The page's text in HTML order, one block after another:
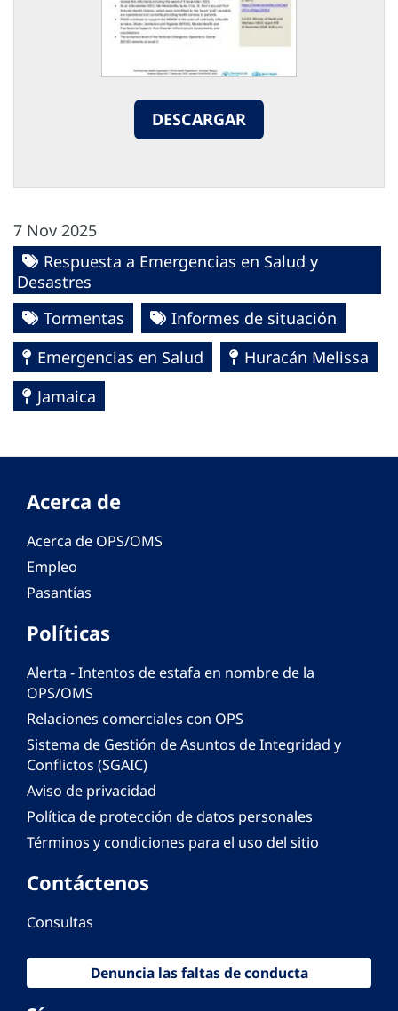
DESCARGAR
7 Nov 2025
Respuesta a Emergencias en Salud y
Desastres
Tormentas
Informes de situación
Emergencias en Salud
Huracán Melissa
Jamaica
Acerca de
Acerca de OPS/OMS
Empleo
Pasantías
Políticas
Alerta - Intentos de estafa en nombre de la
OPS/OMS
Relaciones comerciales con OPS
Sistema de Gestión de Asuntos de Integridad y
Conflictos (SGAIC)
Aviso de privacidad
Política de protección de datos personales
Términos y condiciones para el uso del sitio
Contáctenos
Consultas
Denuncia las faltas de conducta